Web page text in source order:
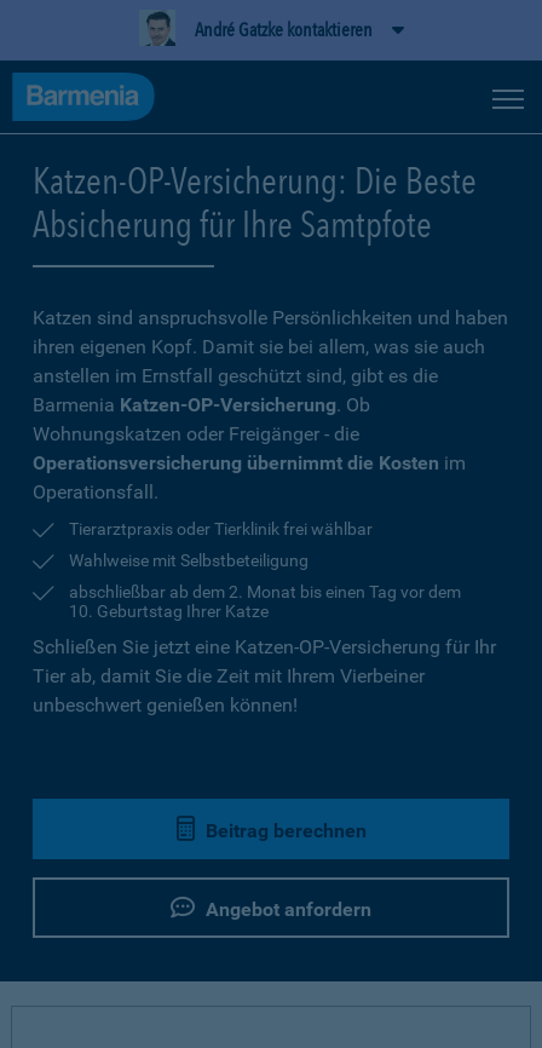
André Gatzke kontaktieren
Katzen-OP-Versicherung: Die Beste
Absicherung für Ihre Samtpfote
Katzen sind anspruchsvolle Persönlichkeiten und haben
ihren eigenen Kopf. Damit sie bei allem, was sie auch
anstellen im Ernstfall geschützt sind, gibt es die
Barmenia Katzen-OP-Versicherung. Ob
Wohnungskatzen oder Freigänger - die
Operationsversicherung übernimmt die Kosten im
Operationsfall.
Tierarztpraxis oder Tierklinik frei wählbar
Wahlweise mit Selbstbeteiligung
abschließbar ab dem 2. Monat bis einen Tag vor dem
10. Geburtstag Ihrer Katze
Schließen Sie jetzt eine Katzen-OP-Versicherung für Ihr
Tier ab, damit Sie die Zeit mit Ihrem Vierbeiner
unbeschwert genießen können!
Beitrag berechnen
Angebot anfordern